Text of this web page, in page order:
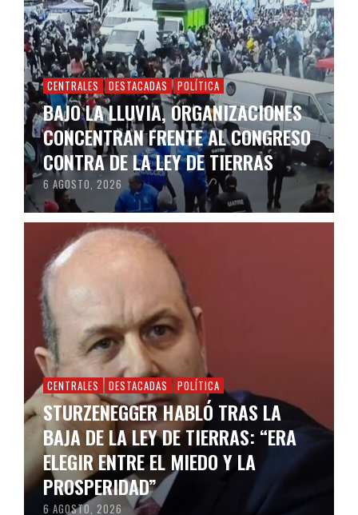
CENTRALES DESTACADAS POLÍTICA
BAJO LA LLUVIA, ORGANIZACIONES
CONCENTRAN FRENTE AL CONGRESO
CONTRA DE LA LEY DE TIERRAS
6 AGOSTO, 2026
CENTRALES DESTACADAS POLÍTICA
STURZENEGGER HABLÓ TRAS LA
BAJA DE LA LEY DE TIERRAS: “ERA
ELEGIR ENTRE EL MIEDO Y LA
PROSPERIDAD”
6 AGOSTO, 2026